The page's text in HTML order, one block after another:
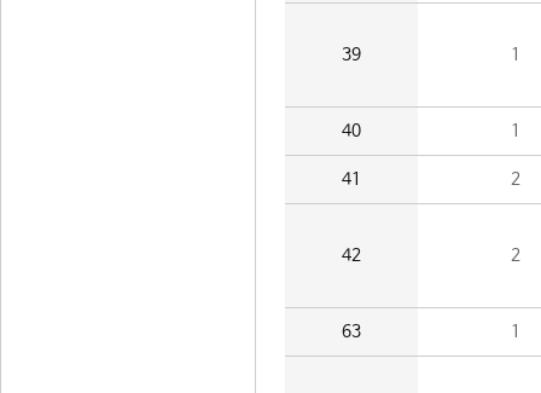
39 1
40 1
41 2
42 2
63 1